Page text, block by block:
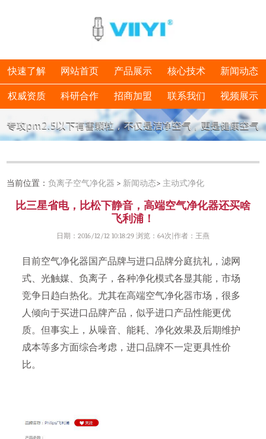
快速了解 网站首页 产品展示 核心技术 新闻动态
权威资质 科研合作 招商加盟 联系我们 视频展示
当前位置：负离子空气净化器 > 新闻动态> 主动式净化
比三星省电，比松下静音，高端空气净化器还买啥
飞利浦！
日期：2016/12/12 10:18:29 浏览： 64次|作者：王燕
目前空气净化器国产品牌与进口品牌分庭抗礼，滤网
式、光触媒、负离子，各种净化模式各显其能，市场
竞争日趋白热化。尤其在高端空气净化器市场，很多
人倾向于买进口品牌产品，似乎进口产品性能更优
质。但事实上，从噪音、能耗、净化效果及后期维护
成本等多方面综合考虑，进口品牌不一定更具性价
比。